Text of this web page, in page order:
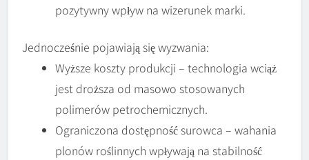
pozytywny wpływ na wizerunek marki.
Jednocześnie pojawiają się wyzwania:
Wyższe koszty produkcji – technologia wciąż
jest droższa od masowo stosowanych
polimerów petrochemicznych.
Ograniczona dostępność surowca – wahania
plonów roślinnych wpływają na stabilność